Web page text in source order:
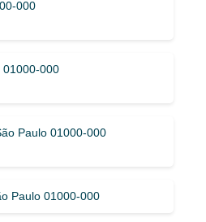
000
01000-000
Paulo 01000-000
Paulo 01000-000